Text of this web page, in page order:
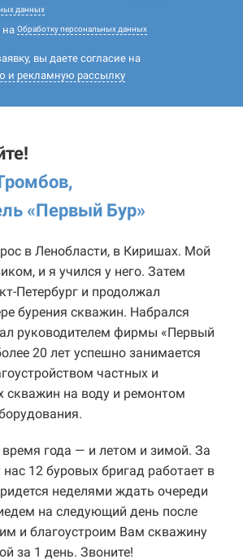
данных
на Обработку персональных данных
вы даете согласие на
и рекламную рассылку
«Первый Бур»
в Ленобласти, в Киришах. Мой
и я учился у него. Затем
Петербург и продолжал
бурения скважин. Набрался
руководителем фирмы «Первый
20 лет успешно занимается
частных и
на воду и ремонтом
года — и летом и зимой. За
нас 12 буровых бригад работает в
неделями ждать очереди
на следующий день после
и благоустроим Вам скважину
за 1 день. Звоните!